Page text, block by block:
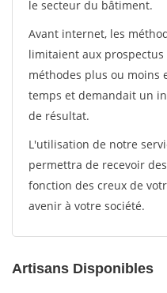
le secteur du bâtiment.
Avant internet, les
limitaient aux
méthodes plus ou moins
temps et demandait un
de résultat.
L'utilisation de notre
permettra de recevoir
fonction des creux de
avenir à votre société.
Artisans Disponibles